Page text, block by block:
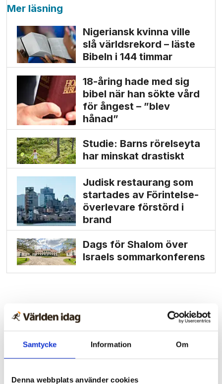
Samtycke Information Om
Denna webbplats använder cookies
Mer läsning
Nigeriansk kvinna ville
slå världs­rekord – läste
Bibeln i 144 timmar
18-åring hade med sig
bibel när han sökte vård
för ångest – ”blev
hånad”
Studie: Barns rörelseyta
har minskat drastiskt
Judisk restaurang som
startades av Förintelse­
överlevare förstörd i
brand
Dags för Shalom över
Israels sommarkonferens